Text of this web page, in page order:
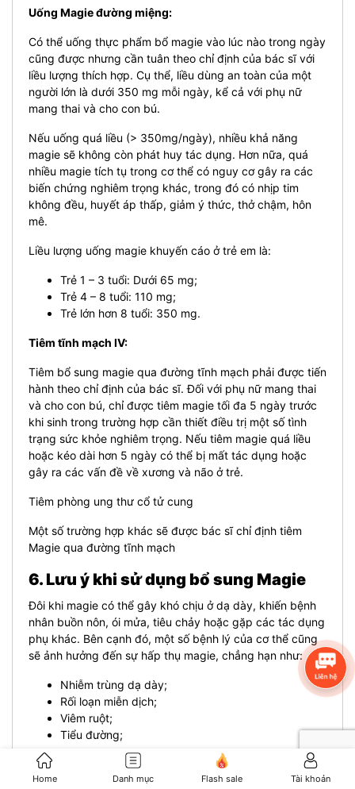
Uống Magie đường miệng:
Có thể uống thực phẩm bổ magie vào lúc nào trong ngày
cũng được nhưng cần tuân theo chỉ định của bác sĩ với
liều lượng thích hợp. Cụ thể, liều dùng an toàn của một
người lớn là dưới 350 mg mỗi ngày, kể cả với phụ nữ
mang thai và cho con bú.
Nếu uống quá liều (> 350mg/ngày), nhiều khả năng
magie sẽ không còn phát huy tác dụng. Hơn nữa, quá
nhiều magie tích tụ trong cơ thể có nguy cơ gây ra các
biến chứng nghiêm trọng khác, trong đó có nhịp tim
không đều, huyết áp thấp, giảm ý thức, thở chậm, hôn
mê.
Liều lượng uống magie khuyến cáo ở trẻ em là:
Trẻ 1 – 3 tuổi: Dưới 65 mg;
Trẻ 4 – 8 tuổi: 110 mg;
Trẻ lớn hơn 8 tuổi: 350 mg.
Tiêm tĩnh mạch IV:
Tiêm bổ sung magie qua đường tĩnh mạch phải được tiến
hành theo chỉ định của bác sĩ. Đối với phụ nữ mang thai
và cho con bú, chỉ được tiêm magie tối đa 5 ngày trước
khi sinh trong trường hợp cần thiết điều trị một số tình
trạng sức khỏe nghiêm trọng. Nếu tiêm magie quá liều
hoặc kéo dài hơn 5 ngày có thể bị mất tác dụng hoặc
gây ra các vấn đề về xương và não ở trẻ.
Tiêm phòng ung thư cổ tử cung
Một số trường hợp khác sẽ được bác sĩ chỉ định tiêm
Magie qua đường tĩnh mạch
6. Lưu ý khi sử dụng bổ sung Magie
Đôi khi magie có thể gây khó chịu ở dạ dày, khiến bệnh
nhân buồn nôn, ói mửa, tiêu chảy hoặc gặp các tác dụng
phụ khác. Bên cạnh đó, một số bệnh lý của cơ thể cũng
sẽ ảnh hưởng đến sự hấp thụ magie, chẳng hạn như:
Nhiễm trùng dạ dày;
Rối loạn miễn dịch;
Viêm ruột;
Tiểu đường;
Tóm lại, các khoáng chất Magie từ nguồn thực phẩm
giàu chất xơ rất có lợi cho sức khỏe. Bổ sung magie đầy
Home Danh mục Flash sale Tài khoản